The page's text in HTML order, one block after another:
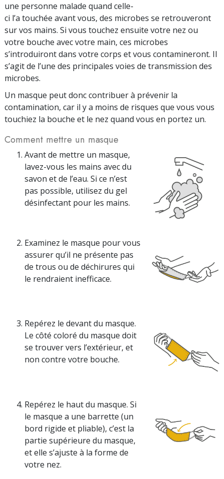
une personne malade quand celle-
ci l’a touchée avant vous, des microbes se retrouveront
sur vos mains. Si vous touchez ensuite votre nez ou
votre bouche avec votre main, ces microbes
s’introduiront dans votre corps et vous contamineront. Il
s’agit de l’une des principales voies de transmission des
microbes.
Un masque peut donc contribuer à prévenir la
contamination, car il y a moins de risques que vous vous
touchiez la bouche et le nez quand vous en portez un.
Comment mettre un masque
Avant de mettre un masque,
lavez-vous les mains avec du
savon et de l’eau. Si ce n’est
pas possible, utilisez du gel
désinfectant pour les mains.
Examinez le masque pour vous
assurer qu’il ne présente pas
de trous ou de déchirures qui
le rendraient inefficace.
Repérez le devant du masque.
Le côté coloré du masque doit
se trouver vers l’extérieur, et
non contre votre bouche.
Repérez le haut du masque. Si
le masque a une barrette (un
bord rigide et pliable), c’est la
partie supérieure du masque,
et elle s’ajuste à la forme de
votre nez.